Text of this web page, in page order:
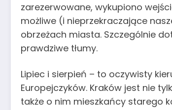
zarezerwowane, wykupiono
możliwe (i nieprzekraczające
obrzeżach miasta. Szczególnie
prawdziwe tłumy.
Lipiec i sierpień – to oczywisty
Europejczyków. Kraków jest nie
także o nim mieszkańcy starego